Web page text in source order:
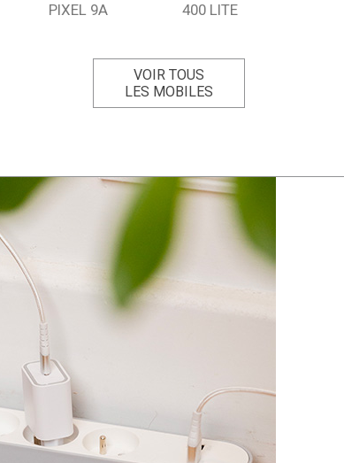
PIXEL 9A 400 LITE
VOIR TOUS
LES MOBILES